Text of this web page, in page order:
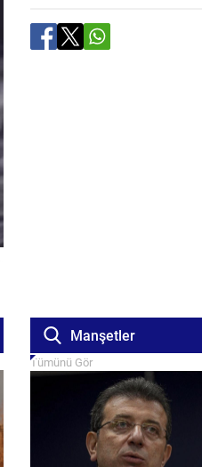
Manşetler
Tümünü Gör